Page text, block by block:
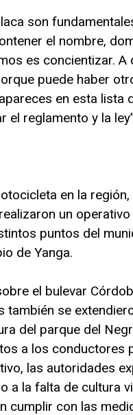
son
el nombre,
es concientizar. A
puede haber
en esta lista
el reglamento y la
en la región,
un
puntos del
de Yanga.
el bulevar
también se
del parque del
a los conductores
las autoridades
a la falta de cultura
cumplir con las